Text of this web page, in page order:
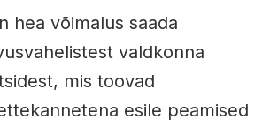
hea võimalus saada
valdkonna
mis toovad
esile peamised